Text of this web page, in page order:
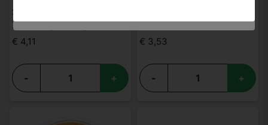
XQS
XQS Tropical Light
€ 4,11
- +
Helwit Watermelon
€ 3,53
- +